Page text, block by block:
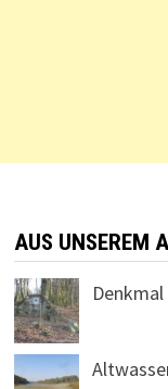
AUS UNSEREM